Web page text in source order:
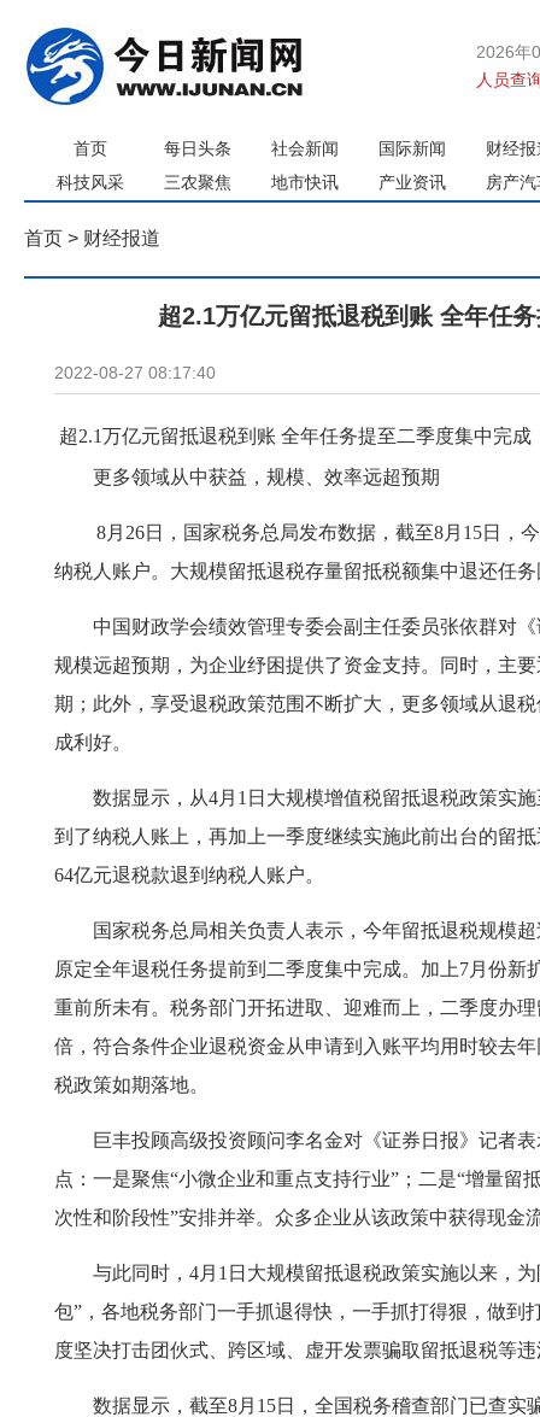
2026年
人员查
首页 每日头条 社会新闻 国际新闻
财经报
科技风采
三农聚焦 地市快讯 产业资讯 房产汽
首页 > 财经报道
超2.1万亿元留抵退税到账 全年任
2022-08-27 08:17:40
超2.1万亿元留抵退税到账 全年任务提至二季度集中完成
更多领域从中获益，规模、效率远超预期
8月26日，国家税务总局发布数据，截至8月15日，今
纳税人账户。大规模留抵退税存量留抵税额集中退还任
中国财政学会绩效管理专委会副主任委员张依群对《
规模远超预期，为企业纾困提供了资金支持。同时，主
期；此外，享受退税政策范围不断扩大，更多领域从退
成利好。
数据显示，从4月1日大规模增值税留抵退税政策实施
到了纳税人账上，再加上一季度继续实施此前出台的留
64亿元退税款退到纳税人账户。
国家税务总局相关负责人表示，今年留抵退税规模超
原定全年退税任务提前到二季度集中完成。加上7月份新
重前所未有。税务部门开拓进取、迎难而上，二季度办
倍，符合条件企业退税资金从申请到入账平均用时较去
税政策如期落地。
巨丰投顾高级投资顾问李名金对《证券日报》记者表
点：一是聚焦“小微企业和重点支持行业”；二是“增量留
次性和阶段性”安排并举。众多企业从该政策中获得现金
与此同时，4月1日大规模留抵退税政策实施以来，为
包”，各地税务部门一手抓退得快，一手抓打得狠，做到
度坚决打击团伙式、跨区域、虚开发票骗取留抵退税等
数据显示，截至8月15日，全国税务稽查部门已查实